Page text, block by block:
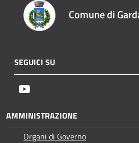
Comune di
SEGUICI SU
AMMINISTRAZIONE
Organi di Governo